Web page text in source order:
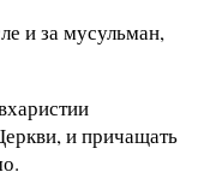
и за мусульман,
и причащать